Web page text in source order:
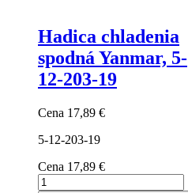
Hadica chladenia
spodná Yanmar, 5-
12-203-19
Cena 17,89 €
5-12-203-19
Cena 17,89 €